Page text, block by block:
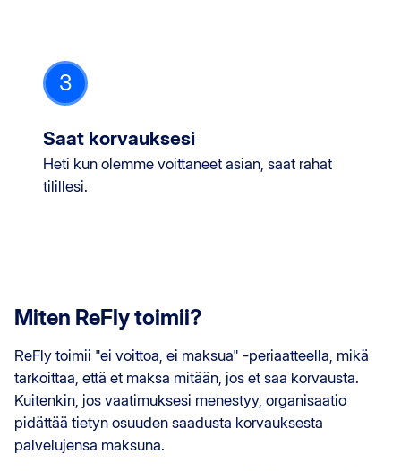
3
Saat korvauksesi
Heti kun olemme voittaneet asian, saat rahat
tilillesi.
Miten ReFly toimii?
ReFly toimii "ei voittoa, ei maksua" -periaatteella, mikä
tarkoittaa, että et maksa mitään, jos et saa korvausta.
Kuitenkin, jos vaatimuksesi menestyy, organisaatio
pidättää tietyn osuuden saadusta korvauksesta
palvelujensa maksuna.